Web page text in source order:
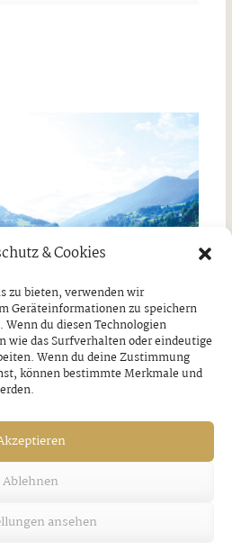
& Cookies
zu bieten, verwenden wir
Geräteinformationen zu speichern
du diesen Technologien
das Surfverhalten oder eindeutige
Wenn du deine Zustimmung
können bestimmte Merkmale und
Ablehnen
ansehen
für den